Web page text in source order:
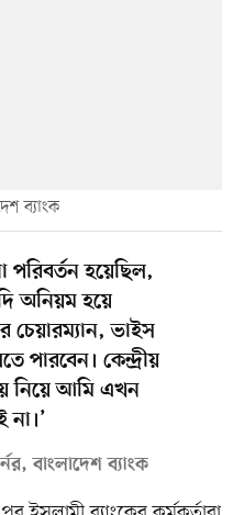
ব্যাংক
পরিবর্তন হয়েছিল,
অনিয়ম হয়ে
চেয়ারম্যান, ভাইস
পারবেন। কেন্দ্রীয়
নিয়ে আমি এখন
বাংলাদেশ ব্যাংক